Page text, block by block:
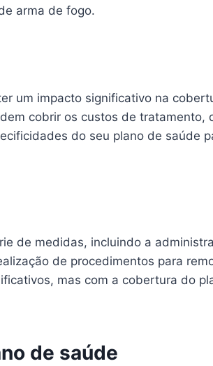
arma de fogo.
um impacto significativo na
cobrir os custos de
do seu plano de saúde
de medidas, incluindo a
de procedimentos para
mas com a cobertura do
de saúde